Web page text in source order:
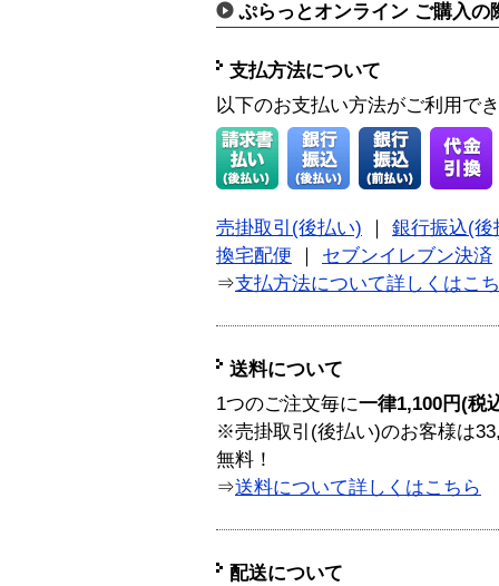
ぷらっとオンライン ご購入の
支払方法について
以下のお支払い方法がご利用で
売掛取引(後払い)
銀行振込(後
換宅配便
セブンイレブン決済
⇒支払方法について詳しくはこ
送料について
1つのご注文毎に一律1,100円(税
※売掛取引(後払い)のお客様は
無料！
⇒送料について詳しくはこちら
配送について